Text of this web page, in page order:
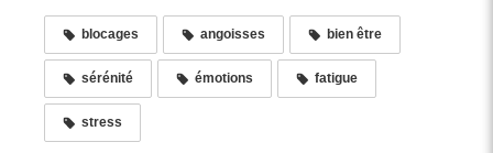
blocages angoisses bien être
sérénité émotions fatigue
stress